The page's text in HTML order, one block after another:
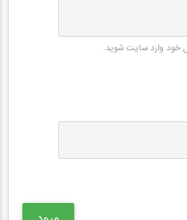
خود وارد سایت شوید.